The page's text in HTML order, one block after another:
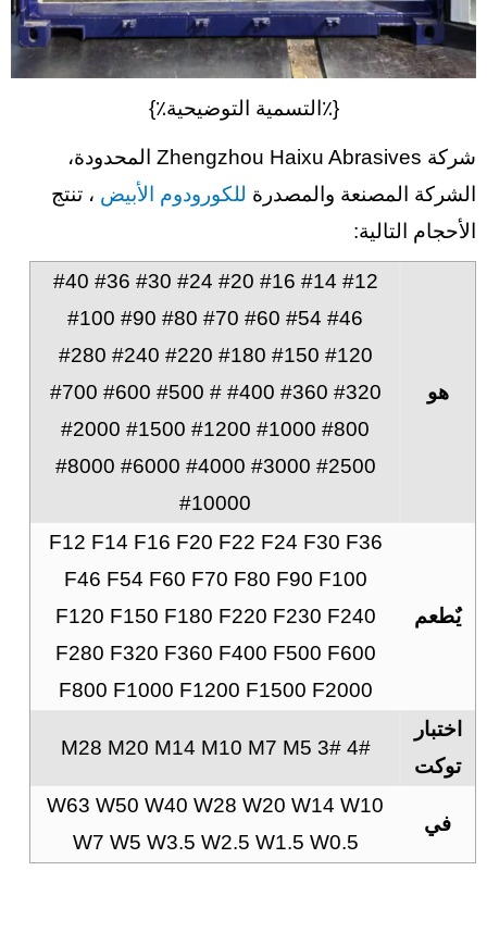
{٪التسمية التوضيحية٪}
شركة Zhengzhou Haixu Abrasives المحدودة،
الشركة المصنعة والمصدرة للكورودوم الأبيض ، تنتج
الأحجام التالية:
هو
#12 #14 #16 #20 #24 #30 #36 #40
#46 #54 #60 #70 #80 #90 #100
#120 #150 #180 #220 #240 #280
#320 #360 #400 # #500 #600 #700
#800 #1000 #1200 #1500 #2000
#2500 #3000 #4000 #6000 #8000
#10000
يٌطعم
F12 F14 F16 F20 F22 F24 F30 F36
F46 F54 F60 F70 F80 F90 F100
F120 F150 F180 F220 F230 F240
F280 F320 F360 F400 F500 F600
F800 F1000 F1200 F1500 F2000
اختبار
توكت
4# 3# M28 M20 M14 M10 M7 M5
في
W63 W50 W40 W28 W20 W14 W10
W7 W5 W3.5 W2.5 W1.5 W0.5